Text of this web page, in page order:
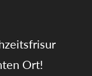
Ort!